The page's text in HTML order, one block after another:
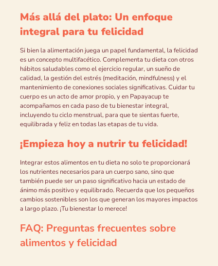
Más allá del plato: Un enfoque
integral para tu felicidad
Si bien la alimentación juega un papel fundamental, la felicidad
es un concepto multifacético. Complementa tu dieta con otros
hábitos saludables como el ejercicio regular, un sueño de
calidad, la gestión del estrés (meditación, mindfulness) y el
mantenimiento de conexiones sociales significativas. Cuidar tu
cuerpo es un acto de amor propio, y en Papayacup te
acompañamos en cada paso de tu bienestar integral,
incluyendo tu ciclo menstrual, para que te sientas fuerte,
equilibrada y feliz en todas las etapas de tu vida.
¡Empieza hoy a nutrir tu felicidad!
Integrar estos alimentos en tu dieta no solo te proporcionará
los nutrientes necesarios para un cuerpo sano, sino que
también puede ser un paso significativo hacia un estado de
ánimo más positivo y equilibrado. Recuerda que los pequeños
cambios sostenibles son los que generan los mayores impactos
a largo plazo. ¡Tu bienestar lo merece!
FAQ: Preguntas frecuentes sobre
alimentos y felicidad